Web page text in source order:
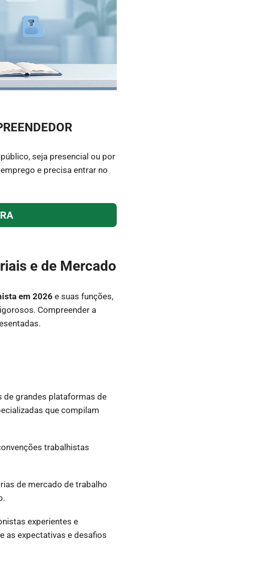
seja presencial ou por
e precisa entrar no
e de Mercado
em 2026 e suas funções,
Compreender a
de grandes plataformas de
que compilam
trabalhistas
de mercado de trabalho
experientes e
as expectativas e desafios